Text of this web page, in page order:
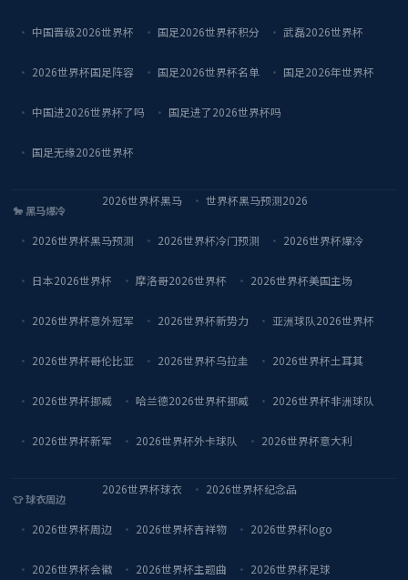
中国晋级2026世界杯 国足2026世界杯积分 武磊2026世界杯
2026世界杯国足阵容 国足2026世界杯名单 国足2026年世界杯
中国进2026世界杯了吗 国足进了2026世界杯吗
国足无缘2026世界杯
🐎 黑马爆冷
2026世界杯黑马 世界杯黑马预测2026
2026世界杯黑马预测 2026世界杯冷门预测 2026世界杯爆冷
日本2026世界杯 摩洛哥2026世界杯 2026世界杯美国主场
2026世界杯意外冠军 2026世界杯新势力 亚洲球队2026世界杯
2026世界杯哥伦比亚 2026世界杯乌拉圭 2026世界杯土耳其
2026世界杯挪威 哈兰德2026世界杯挪威 2026世界杯非洲球队
2026世界杯新军 2026世界杯外卡球队 2026世界杯意大利
👕 球衣周边
2026世界杯球衣 2026世界杯纪念品
2026世界杯周边 2026世界杯吉祥物 2026世界杯logo
2026世界杯会徽 2026世界杯主题曲 2026世界杯足球